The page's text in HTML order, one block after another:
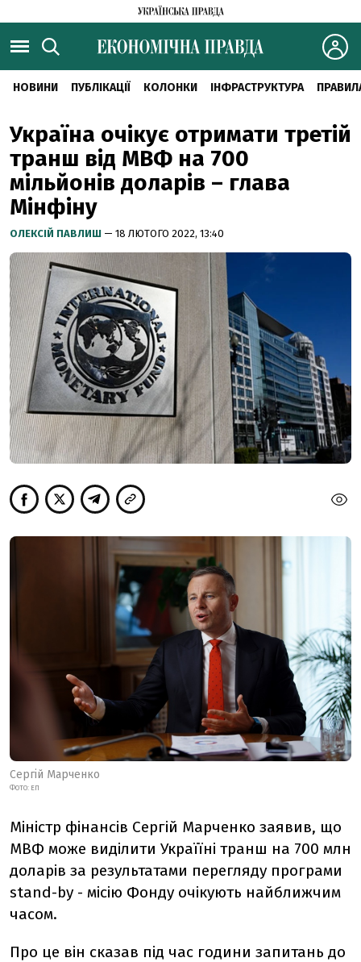
НОВИНИ ПУБЛІКАЦІЇ КОЛОНКИ ІНФРАСТРУКТУРА
Україна очікує отримати третій
транш від МВФ на 700
мільйонів доларів – глава
Мінфіну
ОЛЕКСІЙ ПАВЛИШ — 18 ЛЮТОГО 2022, 13:40
Сергій Марченко
ФОТО: ЕП
Міністр фінансів Сергій Марченко заявив, що
МВФ може виділити Україїні транш на 700 млн
доларів за результатами перегляду програми
stand-by - місію Фонду очікують найближчим
часом.
Про це він сказав під час години запитань до